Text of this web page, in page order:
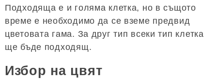
Подходяща е и голяма клетка, но в същото
време е необходимо да се вземе предвид
цветовата гама. За друг тип всеки тип клетка
ще бъде подходящ.
Избор на цвят